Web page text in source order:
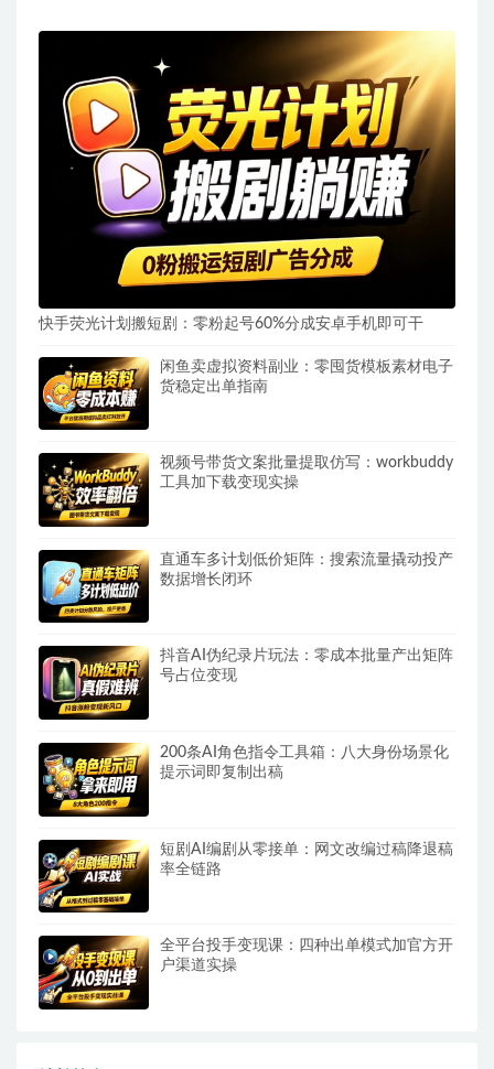
快手荧光计划搬短剧：零粉起号60%分成安卓手机即可干
闲鱼卖虚拟资料副业：零囤货模板素材电子
货稳定出单指南
视频号带货文案批量提取仿写：workbuddy
工具加下载变现实操
直通车多计划低价矩阵：搜索流量撬动投产
数据增长闭环
抖音AI伪纪录片玩法：零成本批量产出矩阵
号占位变现
200条AI角色指令工具箱：八大身份场景化
提示词即复制出稿
短剧AI编剧从零接单：网文改编过稿降退稿
率全链路
全平台投手变现课：四种出单模式加官方开
户渠道实操